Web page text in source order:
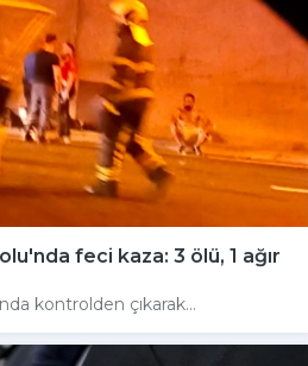
feci kaza: 3 ölü, 1 ağır
kontrolden çıkarak...